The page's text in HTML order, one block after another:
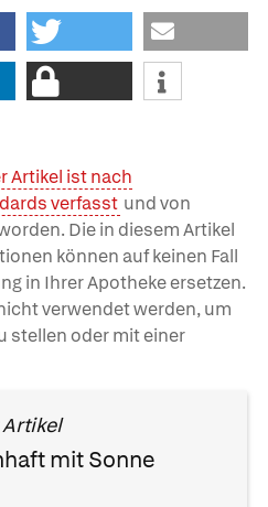
Artikel ist nach
verfasst und von
Die in diesem Artikel
können auf keinen Fall
in Ihrer Apotheke ersetzen.
verwendet werden, um
stellen oder mit einer
mit Sonne